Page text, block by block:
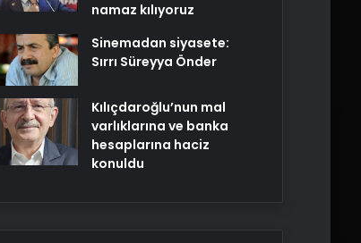
namaz kılıyoruz
Sinemadan siyasete:
Sırrı Süreyya Önder
Kılıçdaroğlu’nun mal
varlıklarına ve banka
hesaplarına haciz
konuldu